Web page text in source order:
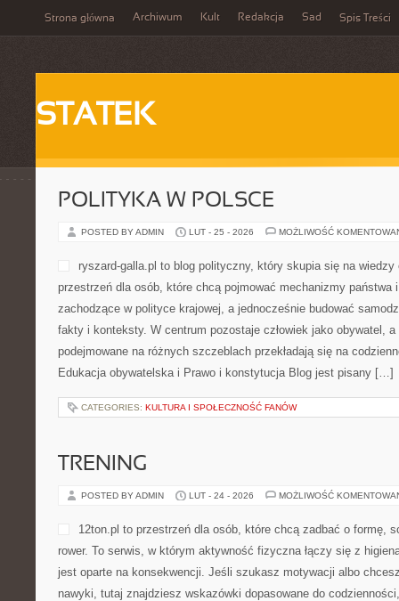
Strona główna Archiwum Kult Redakcja Sad Spis Treści
STATEK
POLITYKA W POLSCE
POSTED BY ADMIN LUT - 25 - 2026 MOŻLIWOŚĆ
ryszard-galla.pl to blog polityczny, który skupia się na wiedzy
przestrzeń dla osób, które chcą pojmować mechanizmy państwa
zachodzące w polityce krajowej, a jednocześnie budować
fakty i konteksty. W centrum pozostaje człowiek jako obywatel,
podejmowane na różnych szczeblach przekładają się na
Edukacja obywatelska i Prawo i konstytucja Blog jest pisany […]
CATEGORIES: KULTURA I SPOŁECZNOŚĆ FANÓW
TRENING
POSTED BY ADMIN LUT - 24 - 2026 MOŻLIWOŚĆ
12ton.pl to przestrzeń dla osób, które chcą zadbać o formę,
rower. To serwis, w którym aktywność fizyczna łączy się z
jest oparte na konsekwencji. Jeśli szukasz motywacji albo
nawyki, tutaj znajdziesz wskazówki dopasowane do